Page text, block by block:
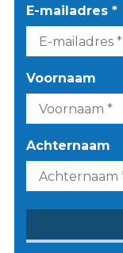
E-mailadres *
Voornaam
Achternaam